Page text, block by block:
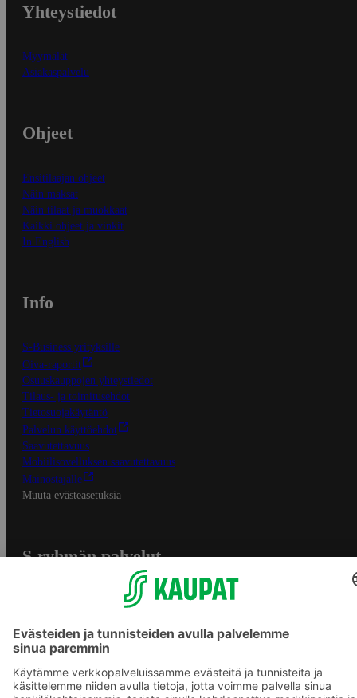
Yhteystiedot
Myymälät
Asiakaspalvelu
Ohjeet
Ensitilaajan ohjeet
Näin maksat
Näin tilaat ja muokkaat
Kaikki ohjeet ja vinkit
In English
Info
S-Business yrityksille
Oiva-raportit
Osuuskauppojen yhteystiedot
Tilaus- ja toimitusehdot
Tietosuojakäytäntö
Palvelun käyttöehdot
Saavutettavuus
Mobiilisovelluksen saavutettavuus
Mainostajalle
Muuta evästeasetuksia
S-ryhmän palvelut
Yhteishyvä Ruoka -sovellus
S-ostoslista -sovellus
Prisma.fi
Sokos.fi